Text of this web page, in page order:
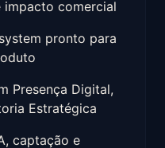
impacto comercial
pronto para
Presença Digital,
Estratégica
captação e